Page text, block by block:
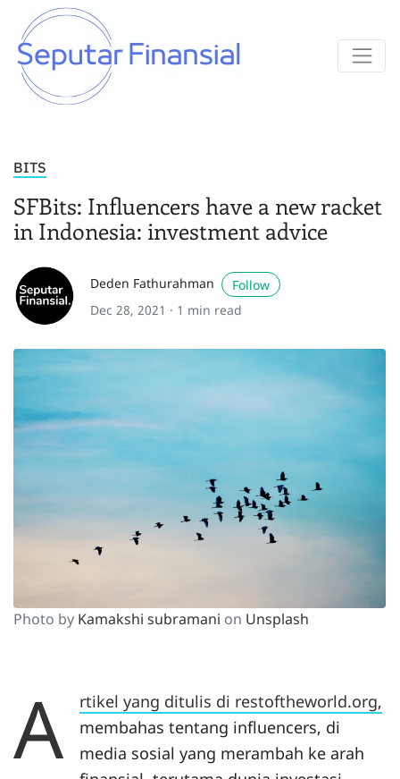
BITS
SFBits: Influencers have a new racket
in Indonesia: investment advice
Deden Fathurahman
Follow
Dec 28, 2021 · 1 min read
Photo by Kamakshi subramani on Unsplash
A
rtikel yang ditulis di restoftheworld.org,
membahas tentang influencers, di
media sosial yang merambah ke arah